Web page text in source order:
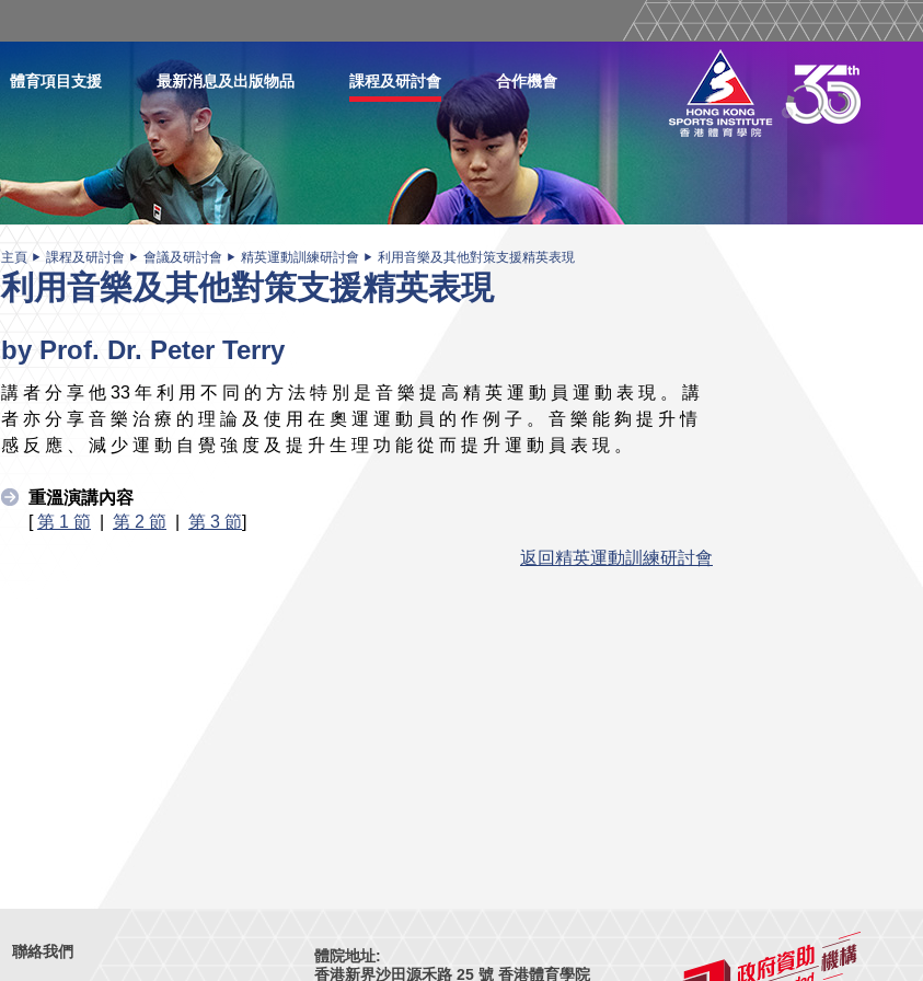
體育項目支援 最新消息及出版物品 課程及研討會 合作機會
主頁 課程及研討會 會議及研討會 精英運動訓練研討會 利用音樂及其他對策支援精英表現
利用音樂及其他對策支援精英表現
by Prof. Dr. Peter Terry
講 者 分 享 他 33 年 利 用 不 同 的 方 法 特 別 是 音 樂 提 高 精 英 運 動 員 運 動 表 現 。 講
者 亦 分 享 音 樂 治 療 的 理 論 及 使 用 在 奧 運 運 動 員 的 作 例 子 。 音 樂 能 夠 提 升 情
感 反 應 、 減 少 運 動 自 覺 強 度 及 提 升 生 理 功 能 從 而 提 升 運 動 員 表 現 。
重溫演講內容
[第 1 節 | 第 2 節 | 第 3 節]
返回精英運動訓練研討會
體院地址:
香港新界沙田源禾路 25 號 香港體育學院
聯絡我們